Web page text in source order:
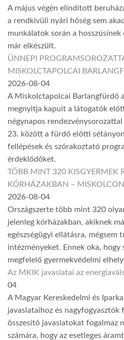
A május végén elindított
a rendkívüli nyári hőség sem
munkálatok során a
már elkészült.
ÜNNEPI
MISKOLCTAPOLCAI
2026-08-04
A Miskolctapolcai Barlangfürdő
megnyitja kapuit a látogatók
négynapos
23. között a fürdő előtti
fellépések és szórakoztató
érdeklődőket.
TÖBB MINT 320 KISGYERMEK
KÓRHÁZAKBAN – MISKOLCON
2026-08-04
Országszerte több mint 320
jelenleg kórházakban, akiknek
egészségügyi ellátásra, mégsem
intézményeket. Ennek oka, hogy
megfelelő gyermekvédelmi
Az MKIK javaslatai az
04
A Magyar Kereskedelmi és
javaslataihoz és nagyfogyasztók
összesítő javaslatokat fogalmaz
számára, hogy az esetleges